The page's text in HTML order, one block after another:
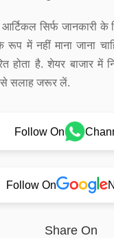
सिर्फ जानकारी के
में नहीं माना जाना
होता है. शेयर बाजार
से सलाह जरूर लें.
Follow On
Follow On
Share On